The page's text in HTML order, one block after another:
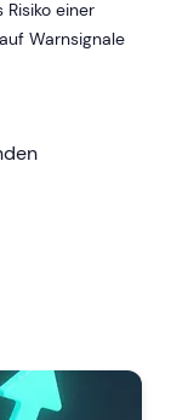
einer
Warnsignale